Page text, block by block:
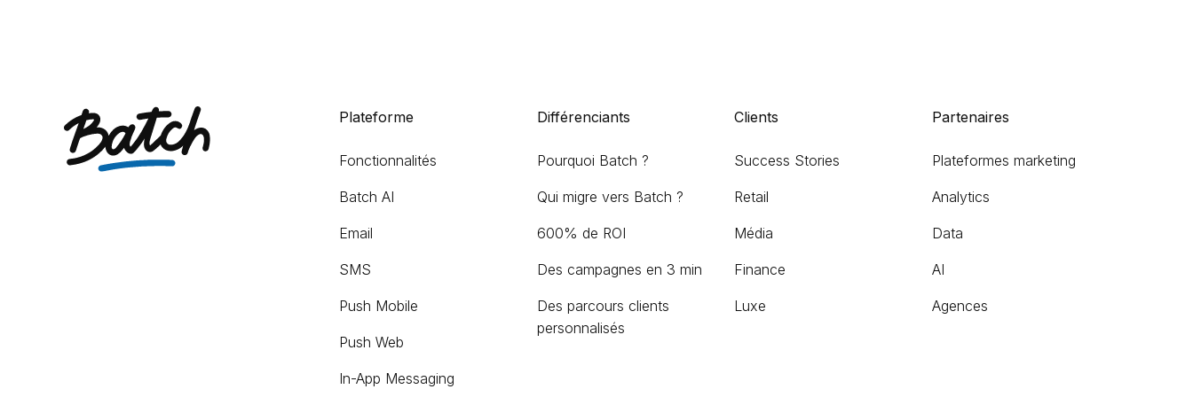
Plateforme
Fonctionnalités
Batch AI
Email
SMS
Push Mobile
Push Web
In-App Messaging
Différenciants
Pourquoi Batch ?
Qui migre vers Batch ?
600% de ROI
Des campagnes en 3 min
Des parcours clients
personnalisés
Clients
Success Stories
Retail
Média
Finance
Luxe
Partenaires
Plateformes marketing
Analytics
Data
AI
Agences